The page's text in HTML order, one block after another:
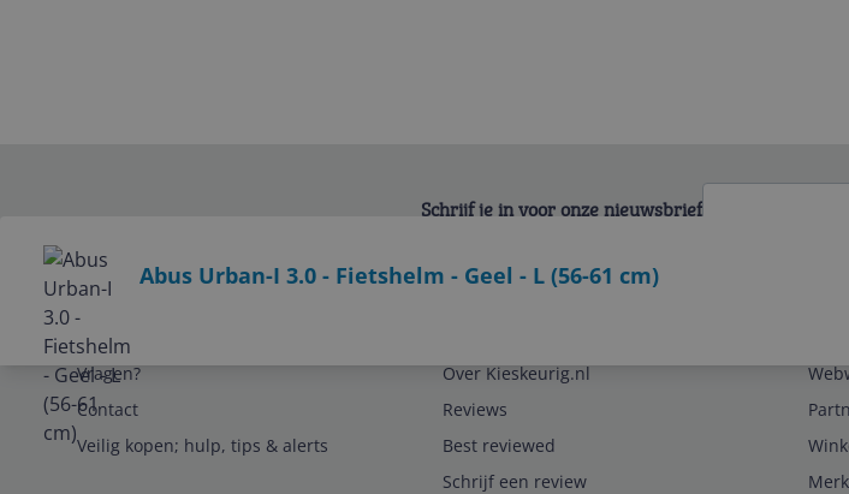
Abus Urban-I 3.0 - Fietshelm - Geel - L (56-61 cm)
Schrijf je in voor onze nieuwsbrief
Service
Vragen?
Contact
Veilig kopen; hulp, tips & alerts
Over Kieskeurig.nl
Reviews
Best reviewed
Schrijf een review